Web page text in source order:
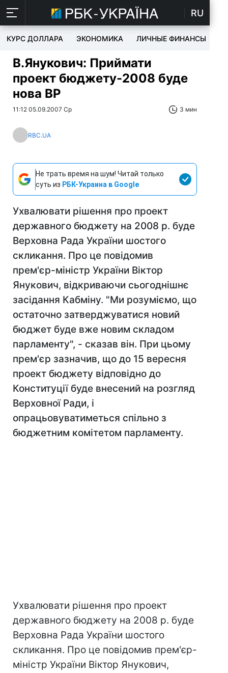
RU
КУРС ДОЛЛАРА ЭКОНОМИКА ЛИЧНЫЕ ФИНАНСЫ
В.Янукович: Приймати
проект бюджету-2008 буде
нова ВР
11:12 05.09.2007 Ср 3 мин
RBC.UA
Не трать время на шум! Читай только
суть из РБК-Украина в Google
Ухвалювати рішення про проект
державного бюджету на 2008 р. буде
Верховна Рада України шостого
скликання. Про це повідомив
прем'єр-міністр України Віктор
Янукович, відкриваючи сьогоднішнє
засідання Кабміну. "Ми розуміємо, що
остаточно затверджуватися новий
бюджет буде вже новим складом
парламенту", - сказав він. При цьому
прем'єр зазначив, що до 15 вересня
проект бюджету відповідно до
Конституції буде внесений на розгляд
Верховної Ради, і
опрацьовуватиметься спільно з
бюджетним комітетом парламенту.
Ухвалювати рішення про проект
державного бюджету на 2008 р. буде
Верховна Рада України шостого
скликання. Про це повідомив прем'єр-
міністр України Віктор Янукович,